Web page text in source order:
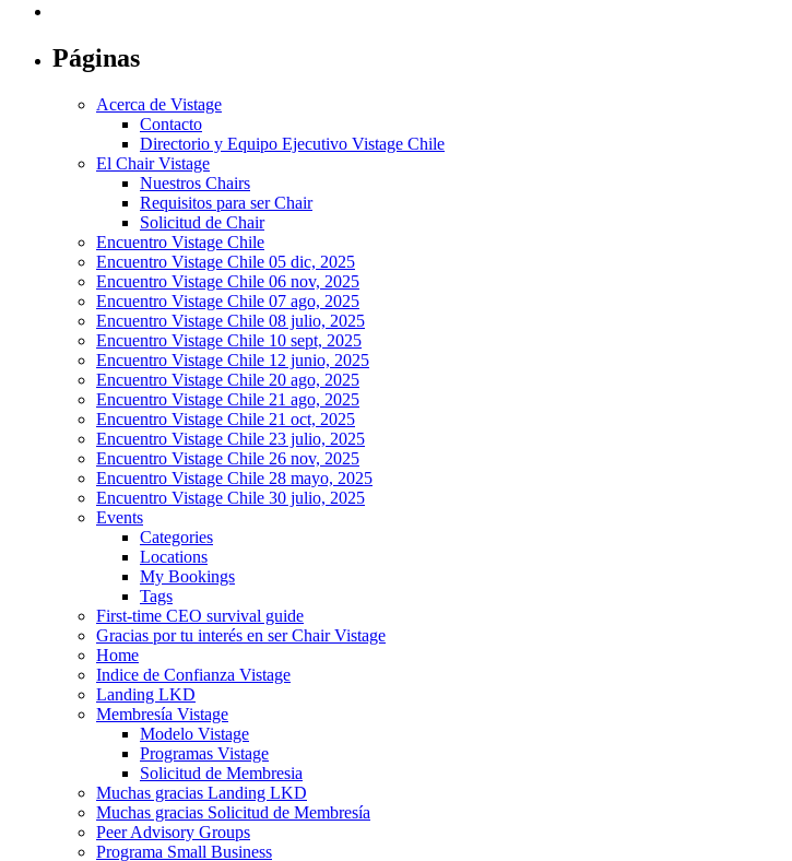
Páginas
Acerca de Vistage
Contacto
Directorio y Equipo Ejecutivo Vistage Chile
El Chair Vistage
Nuestros Chairs
Requisitos para ser Chair
Solicitud de Chair
Encuentro Vistage Chile
Encuentro Vistage Chile 05 dic, 2025
Encuentro Vistage Chile 06 nov, 2025
Encuentro Vistage Chile 07 ago, 2025
Encuentro Vistage Chile 08 julio, 2025
Encuentro Vistage Chile 10 sept, 2025
Encuentro Vistage Chile 12 junio, 2025
Encuentro Vistage Chile 20 ago, 2025
Encuentro Vistage Chile 21 ago, 2025
Encuentro Vistage Chile 21 oct, 2025
Encuentro Vistage Chile 23 julio, 2025
Encuentro Vistage Chile 26 nov, 2025
Encuentro Vistage Chile 28 mayo, 2025
Encuentro Vistage Chile 30 julio, 2025
Events
Categories
Locations
My Bookings
Tags
First-time CEO survival guide
Gracias por tu interés en ser Chair Vistage
Home
Indice de Confianza Vistage
Landing LKD
Membresía Vistage
Modelo Vistage
Programas Vistage
Solicitud de Membresia
Muchas gracias Landing LKD
Muchas gracias Solicitud de Membresía
Peer Advisory Groups
Programa Small Business